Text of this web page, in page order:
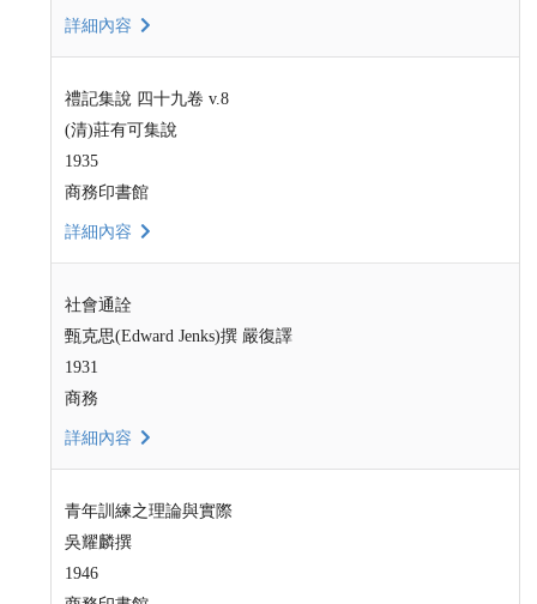
詳細內容
禮記集說 四十九卷 v.8
(清)莊有可集說
1935
商務印書館
詳細內容
社會通詮
甄克思(Edward Jenks)撰 嚴復譯
1931
商務
詳細內容
青年訓練之理論與實際
吳耀麟撰
1946